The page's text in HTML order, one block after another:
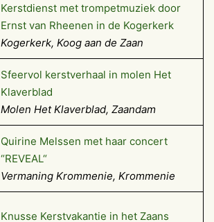
Kerstdienst met trompetmuziek door
Ernst van Rheenen in de Kogerkerk
Kogerkerk, Koog aan de Zaan
Sfeervol kerstverhaal in molen Het
Klaverblad
Molen Het Klaverblad, Zaandam
Quirine Melssen met haar concert
“REVEAL“
Vermaning Krommenie, Krommenie
Knusse Kerstvakantie in het Zaans